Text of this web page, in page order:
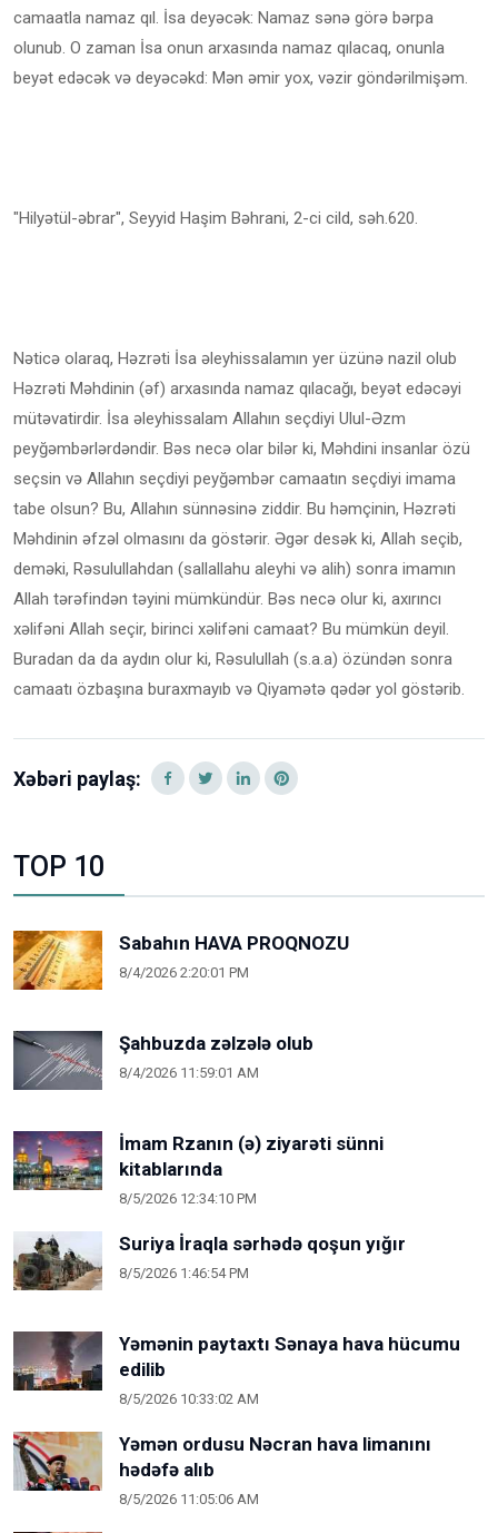
camaatla namaz qıl. İsa deyəcək: Namaz sənə görə bərpa
olunub. O zaman İsa onun arxasında namaz qılacaq, onunla
beyət edəcək və deyəcəkd: Mən əmir yox, vəzir göndərilmişəm.
"Hilyətül-əbrar", Seyyid Haşim Bəhrani, 2-ci cild, səh.620.
Nəticə olaraq, Həzrəti İsa əleyhissalamın yer üzünə nazil olub
Həzrəti Məhdinin (əf) arxasında namaz qılacağı, beyət edəcəyi
mütəvatirdir. İsa əleyhissalam Allahın seçdiyi Ulul-Əzm
peyğəmbərlərdəndir. Bəs necə olar bilər ki, Məhdini insanlar özü
seçsin və Allahın seçdiyi peyğəmbər camaatın seçdiyi imama
tabe olsun? Bu, Allahın sünnəsinə ziddir. Bu həmçinin, Həzrəti
Məhdinin əfzəl olmasını da göstərir. Əgər desək ki, Allah seçib,
deməki, Rəsulullahdan (sallallahu aleyhi və alih) sonra imamın
Allah tərəfindən təyini mümkündür. Bəs necə olur ki, axırıncı
xəlifəni Allah seçir, birinci xəlifəni camaat? Bu mümkün deyil.
Buradan da da aydın olur ki, Rəsulullah (s.a.a) özündən sonra
camaatı özbaşına buraxmayıb və Qiyamətə qədər yol göstərib.
Xəbəri paylaş:
TOP 10
Sabahın HAVA PROQNOZU
8/4/2026 2:20:01 PM
Şahbuzda zəlzələ olub
8/4/2026 11:59:01 AM
İmam Rzanın (ə) ziyarəti sünni
kitablarında
8/5/2026 12:34:10 PM
Suriya İraqla sərhədə qoşun yığır
8/5/2026 1:46:54 PM
Yəmənin paytaxtı Sənaya hava hücumu
edilib
8/5/2026 10:33:02 AM
Yəmən ordusu Nəcran hava limanını
hədəfə alıb
8/5/2026 11:05:06 AM